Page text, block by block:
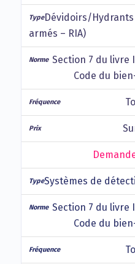
Dévidoirs/
armés – RIA)
Section 7 du livre
Code du
Systèmes de
Section 7 du livre
Code du